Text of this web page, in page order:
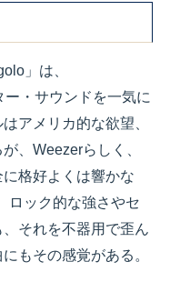
」は、
ー・サウンドを一気に
アメリカ的な欲望、
、Weezerらしく、
格好よくは響かな
ロック的な強さやセ
それを不器用で歪ん
もその感覚がある。